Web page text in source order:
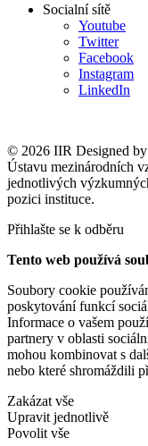
Socialní sítě
Youtube
Twitter
Facebook
Instagram
LinkedIn
© 2026 IIR Designed by
Ústavu mezinárodních
jednotlivých
pozici instituce.
Přihlašte se k odběru
Tento web používá
Soubory cookie
poskytování funkcí
Informace o vašem
partnery v oblasti
mohou kombinovat s
nebo které shromáždili
Zakázat vše
Upravit jednotlivě
Povolit vše